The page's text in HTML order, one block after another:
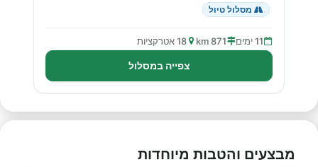
מסלול טיול
11 ימים 871 km 18 אטרקציות
צפייה במסלול
מבצעים והטבות מיוחדות